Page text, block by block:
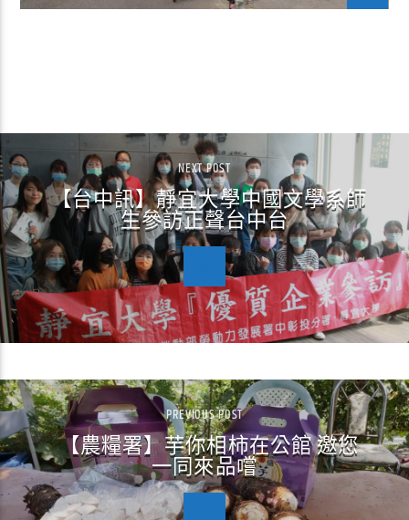
NEXT POST
【台中訊】靜宜大學中國文學系師
生參訪正聲台中台
PREVIOUS POST
【農糧署】芋你相柿在公館 邀您
一同來品嚐